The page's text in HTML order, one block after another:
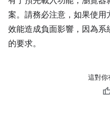
案。請務必注意，如果使
效能造成負面影響，因為
的要求。
這對你